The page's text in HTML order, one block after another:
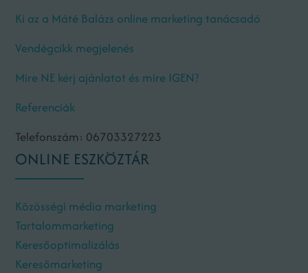
Ki az a Máté Balázs online marketing tanácsadó
Vendégcikk megjelenés
Mire NE kérj ajánlatot és mire IGEN?
Referenciák
Telefonszám: 06703327223
ONLINE ESZKÖZTÁR
Közösségi média marketing
Tartalommarketing
Keresőoptimalizálás
Keresőmarketing